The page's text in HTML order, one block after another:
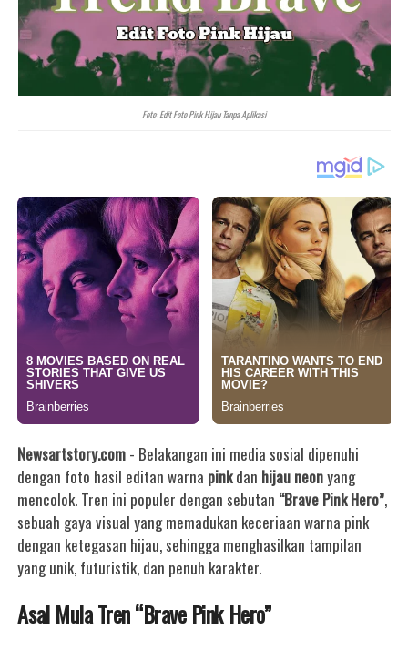
Foto: Edit Foto Pink Hijau Tanpa Aplikasi
Newsartstory.com - Belakangan ini media sosial dipenuhi
dengan foto hasil editan warna pinkdan hijau neonyang
mencolok. Tren ini populer dengan sebutan “Brave Pink Hero”,
sebuah gaya visual yang memadukan keceriaan warna pink
dengan ketegasan hijau, sehingga menghasilkan tampilan
yang unik, futuristik, dan penuh karakter.
Asal Mula Tren “Brave Pink Hero”